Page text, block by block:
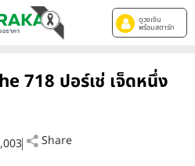
ดูวงเงิน
พร้อมสตาร์ท
718 ปอร์เช่ เจ็ดหนึ่ง
Share